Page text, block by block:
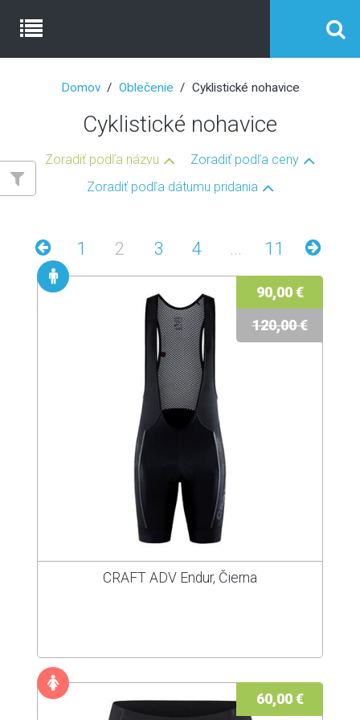
Domov Oblečenie Cyklistické nohavice
Cyklistické nohavice
Zoradiť podľa názvu
Zoradiť podľa ceny
Zoradiť podľa dátumu pridania
1 2 3 4 ... 11
90,00 €
120,00 €
CRAFT ADV Endur, Čierna
60,00 €